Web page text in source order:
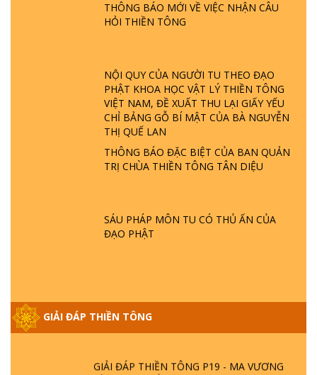
THÔNG BÁO MỚI VỀ VIỆC NHẬN CÂU
HỎI THIỀN TÔNG
NỘI QUY CỦA NGƯỜI TU THEO ĐẠO
PHẬT KHOA HỌC VẬT LÝ THIỀN TÔNG
VIỆT NAM, ĐỀ XUẤT THU LẠI GIẤY YẾU
CHỈ BẢNG GỖ BÍ MẬT CỦA BÀ NGUYỄN
THỊ QUẾ LAN
THÔNG BÁO ĐẶC BIỆT CỦA BAN QUẢN
TRỊ CHÙA THIỀN TÔNG TÂN DIỆU
SÁU PHÁP MÔN TU CÓ THỦ ẤN CỦA
ĐẠO PHẬT
GIẢI ĐÁP THIỀN TÔNG
GIẢI ĐÁP ĐẶC BIỆT P23 - THIÊN ĐÀNG Ở
GIẢI ĐÁP THIỀN TÔNG ĐẶC BIỆT P22 - TẠI
SAO TRÁI ĐẤT NHIỀU THIÊN TAI - LŨ LỤT
- HỎA HOẠN | TTTD
GIẢI ĐÁP THIỀN TÔNG ĐẶC BIỆT P21 - TẠI
SAO ĐỨC PHẬT BƯỚC ĐI 7 BƯỚC TRÊN
GIẢI ĐÁP VỀ LỄ TIỄN THIỀN TÔNG SƯ
NGỌC LÂM VỀ PHẬT GIỚI
- BÁC NGUYỄN NHÂN LÀ AI? PHIỀN NÃO
DO ĐÂU MÀ CÓ?
LÀ AI? CHA ĐỂ ĐỨC CHO CON?